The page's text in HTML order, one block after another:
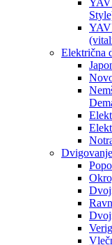
Električna